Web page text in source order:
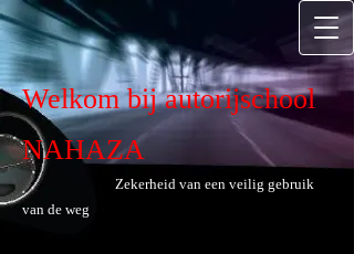
Welkom bij autorijschool
NAHAZA
Zekerheid van een veilig gebruik
van de weg